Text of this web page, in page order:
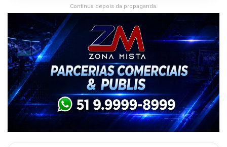
Continua depois da propaganda.